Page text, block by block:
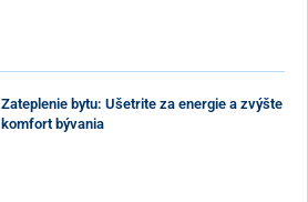
Zateplenie bytu: Ušetrite za energie a zvýšte
komfort bývania